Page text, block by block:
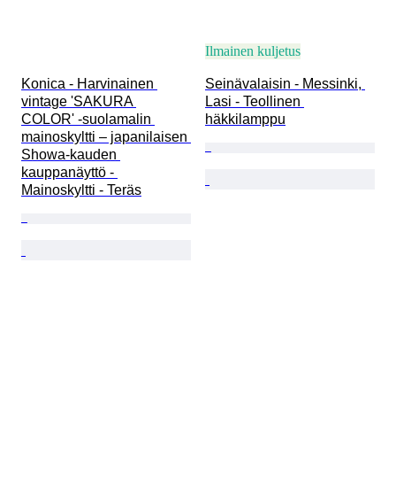
Konica - Harvinainen
vintage 'SAKURA
COLOR' -suolamalin
mainoskyltti – japanilaisen
Showa-kauden
kauppanäyttö -
Mainoskyltti - Teräs
Ilmainen kuljetus
Seinävalaisin - Messinki,
Lasi - Teollinen
häkkilamppu